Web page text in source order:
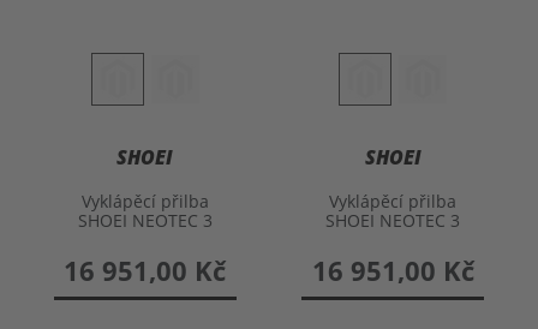
SHOEI
Vyklápěcí přilba
SHOEI NEOTEC 3
16 951,00 Kč
SHOEI
Vyklápěcí přilba
SHOEI NEOTEC 3
16 951,00 Kč